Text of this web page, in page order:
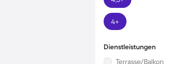
4+
Dienstleistungen
Terrasse/Balkon